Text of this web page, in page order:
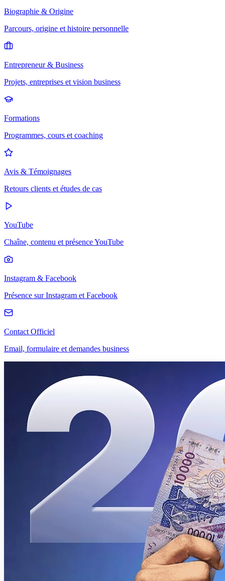
Biographie & Origine
Parcours, origine et histoire personnelle
Entrepreneur & Business
Projets, entreprises et vision business
Formations
Programmes, cours et coaching
Avis & Témoignages
Retours clients et études de cas
YouTube
Chaîne, contenu et présence YouTube
Instagram & Facebook
Présence sur Instagram et Facebook
Contact Officiel
Email, formulaire et demandes business